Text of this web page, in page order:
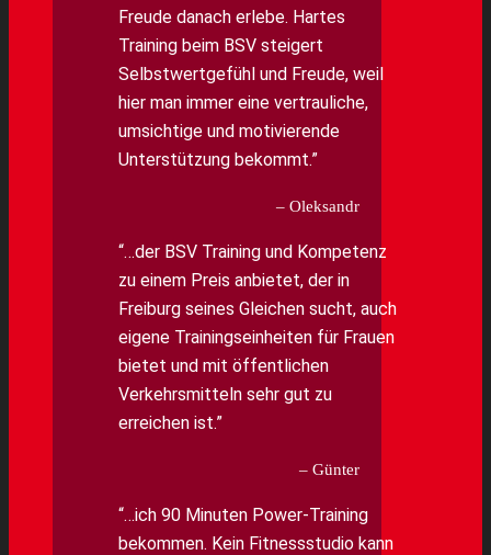
Freude danach erlebe. Hartes
Training beim BSV steigert
Selbstwertgefühl und Freude, weil
hier man immer eine vertrauliche,
umsichtige und motivierende
Unterstützung bekommt.
Oleksandr
…der BSV Training und Kompetenz
zu einem Preis anbietet, der in
Freiburg seines Gleichen sucht, auch
eigene Trainingseinheiten für Frauen
bietet und mit öffentlichen
Verkehrsmitteln sehr gut zu
erreichen ist.
Günter
…ich 90 Minuten Power-Training
bekommen. Kein Fitnessstudio kann